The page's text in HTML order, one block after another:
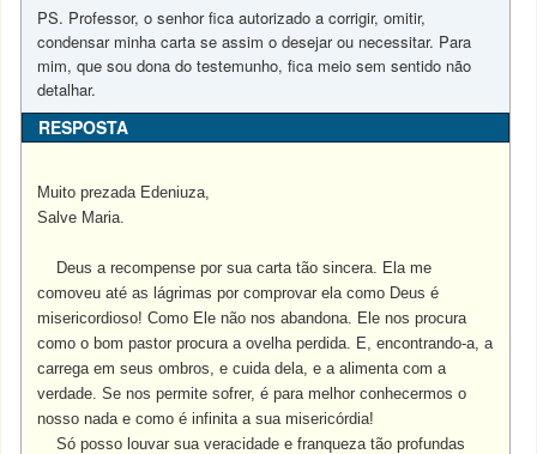
PS. Professor, o senhor fica autorizado a corrigir, omitir,
condensar minha carta se assim o desejar ou necessitar. Para
mim, que sou dona do testemunho, fica meio sem sentido não
detalhar.
RESPOSTA
Muito prezada Edeniuza,
Salve Maria.
Deus a recompense por sua carta tão sincera. Ela me
comoveu até as lágrimas por comprovar ela como Deus é
misericordioso! Como Ele não nos abandona. Ele nos procura
como o bom pastor procura a ovelha perdida. E, encontrando-a, a
carrega em seus ombros, e cuida dela, e a alimenta com a
verdade. Se nos permite sofrer, é para melhor conhecermos o
nosso nada e como é infinita a sua misericórdia!
Só posso louvar sua veracidade e franqueza tão profundas